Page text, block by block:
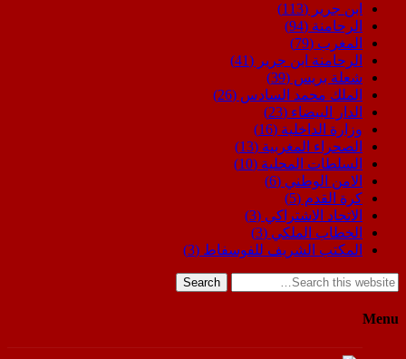
ابن جرير (113)
الرحامنة (94)
المغرب (79)
الرحامنة ابن جرير (41)
شعلة بريس (39)
الملك محمد السادس (26)
الدار البيضاء (23)
وزارة الداخلية (16)
الصحراء المغربية (13)
السلطات المحلية (10)
الامن الوطني (6)
كرة القدم (5)
الاتحاد الاشتراكي (3)
الخطاب الملكي (3)
المكتب الشريف للفوسفاط (3)
Search
Menu